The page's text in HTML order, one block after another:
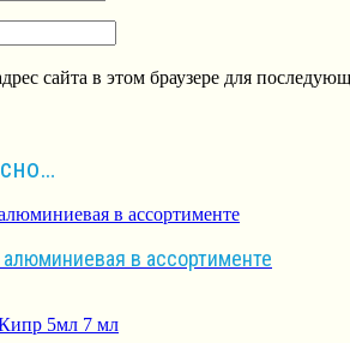
сайта в этом браузере для
в ассортименте